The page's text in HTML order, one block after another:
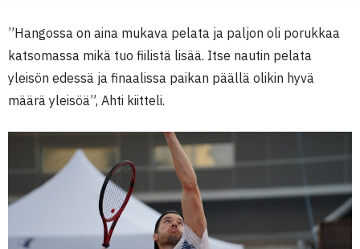
”Hangossa on aina mukava pelata ja paljon oli porukkaa
katsomassa mikä tuo fiilistä lisää. Itse nautin pelata
yleisön edessä ja finaalissa paikan päällä olikin hyvä
määrä yleisöä”, Ahti kiitteli.